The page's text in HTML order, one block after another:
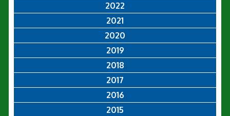
2022
2021
2020
2019
2018
2017
2016
2015